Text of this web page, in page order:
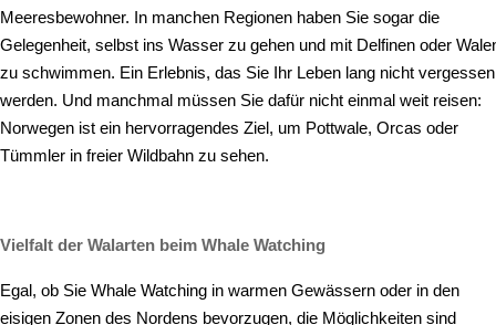
Meeresbewohner. In manchen Regionen haben Sie sogar die
Gelegenheit, selbst ins Wasser zu gehen und mit Delfinen oder
zu schwimmen. Ein Erlebnis, das Sie Ihr Leben lang nicht vergessen
werden. Und manchmal müssen Sie dafür nicht einmal weit reisen:
Norwegen ist ein hervorragendes Ziel, um Pottwale, Orcas oder
Tümmler in freier Wildbahn zu sehen.
Vielfalt der Walarten beim Whale Watching
Egal, ob Sie Whale Watching in warmen Gewässern oder in den
eisigen Zonen des Nordens bevorzugen, die Möglichkeiten sind